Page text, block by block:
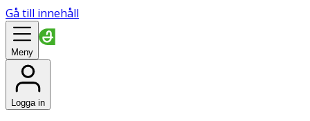
Gå till innehåll
Meny
Logga in